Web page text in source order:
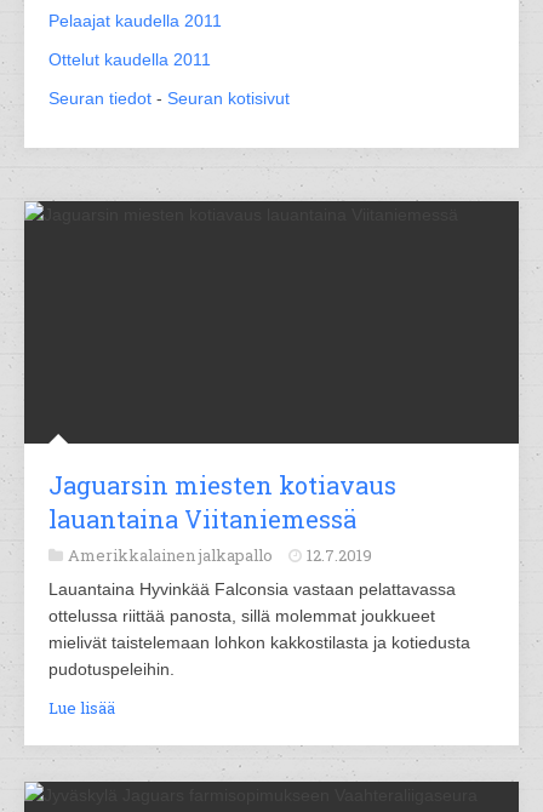
Pelaajat kaudella 2011
Ottelut kaudella 2011
Seuran tiedot - Seuran kotisivut
Jaguarsin miesten kotiavaus
lauantaina Viitaniemessä
Amerikkalainen jalkapallo 12.7.2019
Lauantaina Hyvinkää Falconsia vastaan pelattavassa
ottelussa riittää panosta, sillä molemmat joukkueet
mielivät taistelemaan lohkon kakkostilasta ja kotiedusta
pudotuspeleihin.
Lue lisää